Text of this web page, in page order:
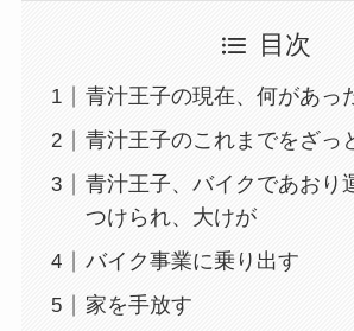
目次
青汁王子の現在、何があっ
青汁王子のこれまでをざっ
青汁王子、バイクであおり
つけられ、大けが
バイク事業に乗り出す
家を手放す